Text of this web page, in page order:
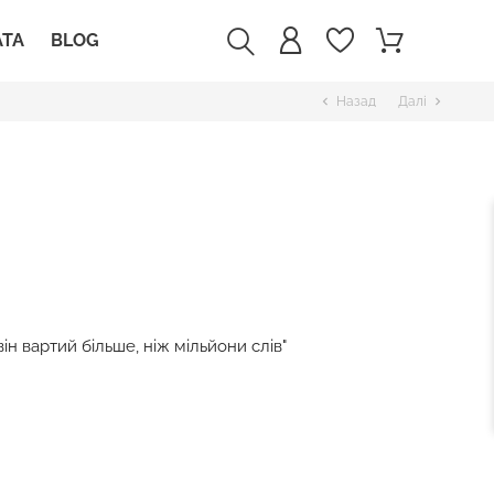
BLOG
chevron_left Назад Далі chevron_right
вартий більше, ніж мільйони слів"